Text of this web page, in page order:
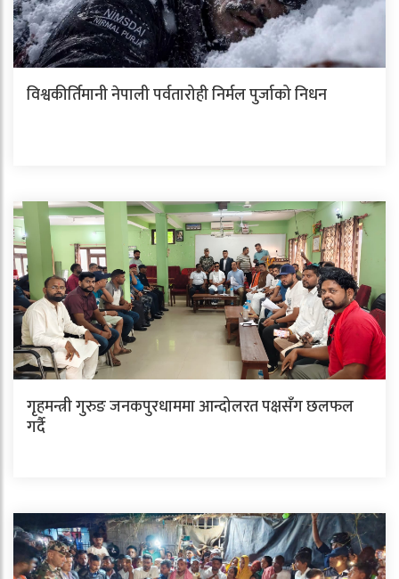
विश्वकीर्तिमानी नेपाली पर्वतारोही निर्मल पुर्जाको निधन
गृहमन्त्री गुरुङ जनकपुरधाममा आन्दोलरत पक्षसँग छलफल
गर्दै